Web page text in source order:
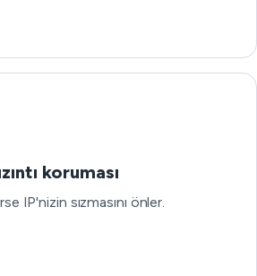
koruması
IP'nizin sızmasını önler.